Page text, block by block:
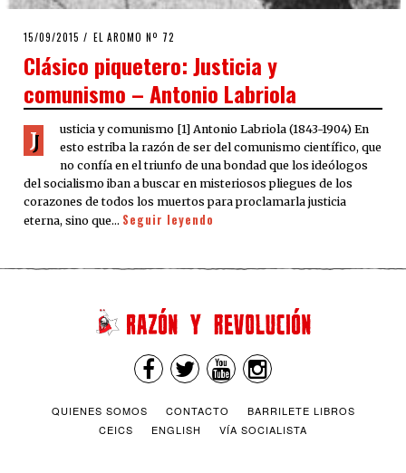
POSTED
15/09/2015 EL AROMO Nº 72
Clásico piquetero: Justicia y
comunismo – Antonio Labriola
J
usticia y comunismo [1] Antonio Labriola (1843-1904) En
esto estriba la razón de ser del comunismo científico, que
no confía en el triunfo de una bondad que los ideólogos
del socialismo iban a buscar en misteriosos pliegues de los
corazones de todos los muertos para proclamarla justicia
eterna, sino que… Seguir leyendo
QUIENES SOMOS CONTACTO
BARRILETE LIBROS
CEICS
ENGLISH VÍA SOCIALISTA